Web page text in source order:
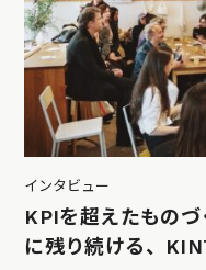
インタビュー
KPIを超えたもの
に残り続ける、